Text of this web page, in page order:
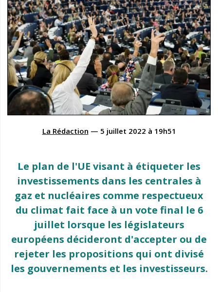
La Rédaction — 5 juillet 2022 à 19h51
Le plan de l'UE visant à étiqueter les
investissements dans les centrales à
gaz et nucléaires comme respectueux
du climat fait face à un vote final le 6
juillet lorsque les législateurs
européens décideront d'accepter ou de
rejeter les propositions qui ont divisé
les gouvernements et les investisseurs.